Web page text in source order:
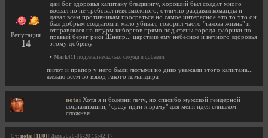
Репутация
14
дай бог здоровья капитану бладвингу, хороший был солдат много
воевал но не требовал невозможного, отлично раздавал команды и
давал всем противникам просраться но самое интересное это то что он
был добрым солдатом и мало убивал, говорил часто "такова жизнь" и
отправлялся на штурм киборгов прямо под стены города-фабрики по
правый берег реки Шнепр... царствие ему небесное и вечного здоровья
этому добряку
• Mark411 подумал несколько секунд и добавил:
пилот и прапор у него были лютыми но дико уважали этого капитана...
желаю всем во взвод такого командира
notai Хотя я и болезни лечу, но спасибо мужской гендерной
социализации, "сразу идти к врачу" для меня идея слишком
сложная
От: notai [11|0] | Дата 2026-06-20 16:42:17